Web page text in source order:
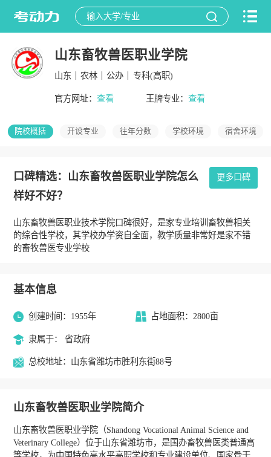
山东畜牧兽医职业学院
山东 农林 公办 专科(高职)
官方网址： 查看 王牌专业：查看
院校概括 开设专业 往年分数 学校环境 宿舍环境
口碑精选：山东畜牧兽医职业学院怎么
样好不好？
更多口碑
山东畜牧兽医职业技术学院口碑很好，是家专业培训畜牧兽相关
的综合性学校，其学校办学资自全面，教学质量非常好是家不错
的畜牧兽医专业学校
基本信息
创建时间：1955年 占地面积：2800亩
隶属于： 省政府
总校地址：山东省潍坊市胜利东街88号
山东畜牧兽医职业学院简介
山东畜牧兽医职业学院（Shandong Vocational Animal Science and
Veterinary College）位于山东省潍坊市，是国办畜牧兽医类普通高
等学校，为中国特色高水平高职学校和专业建设单位、国家骨干